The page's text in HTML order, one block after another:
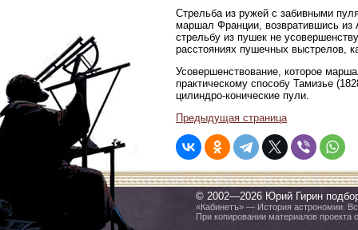
Стрельба из ружей с забивными
маршал Франции, возвратившись из
стрельбу из пушек не
расстояниях пушечных выстрелов,
Усовершенствование, которое
практическому способу Тамизье
цилиндро-конические пули.
Предыдущая страница
© 2002—2026 Юрий Гирин
«Кабинетъ» — История астрономии.
При копировании материалов проекта